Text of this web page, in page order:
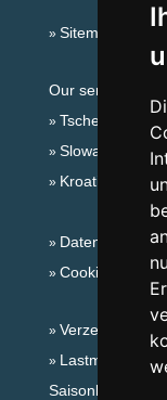
Sitemap
Our servers:
Tschechische
Slowakische
Kroatien
Datenschutz
Cookies
Verzeichnis der
Lastminute
Saisonlinks: